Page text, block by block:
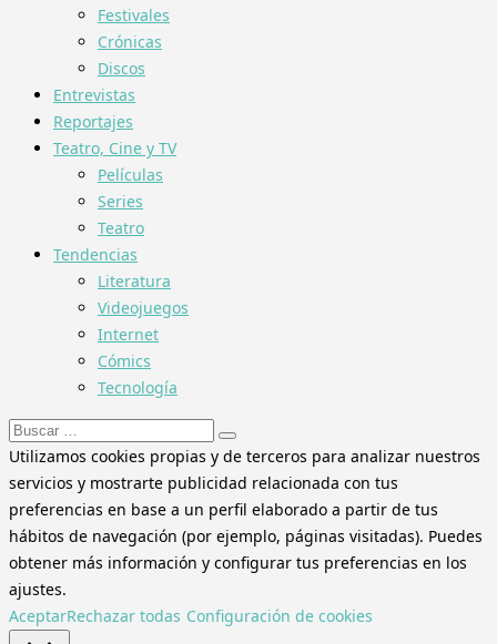
Festivales
Crónicas
Discos
Entrevistas
Reportajes
Teatro, Cine y TV
Películas
Series
Teatro
Tendencias
Literatura
Videojuegos
Internet
Cómics
Tecnología
Buscar:
Utilizamos cookies propias y de terceros para analizar nuestros
servicios y mostrarte publicidad relacionada con tus
preferencias en base a un perfil elaborado a partir de tus
hábitos de navegación (por ejemplo, páginas visitadas). Puedes
obtener más información y configurar tus preferencias en los
ajustes.
AceptarRechazar todas Configuración de cookies